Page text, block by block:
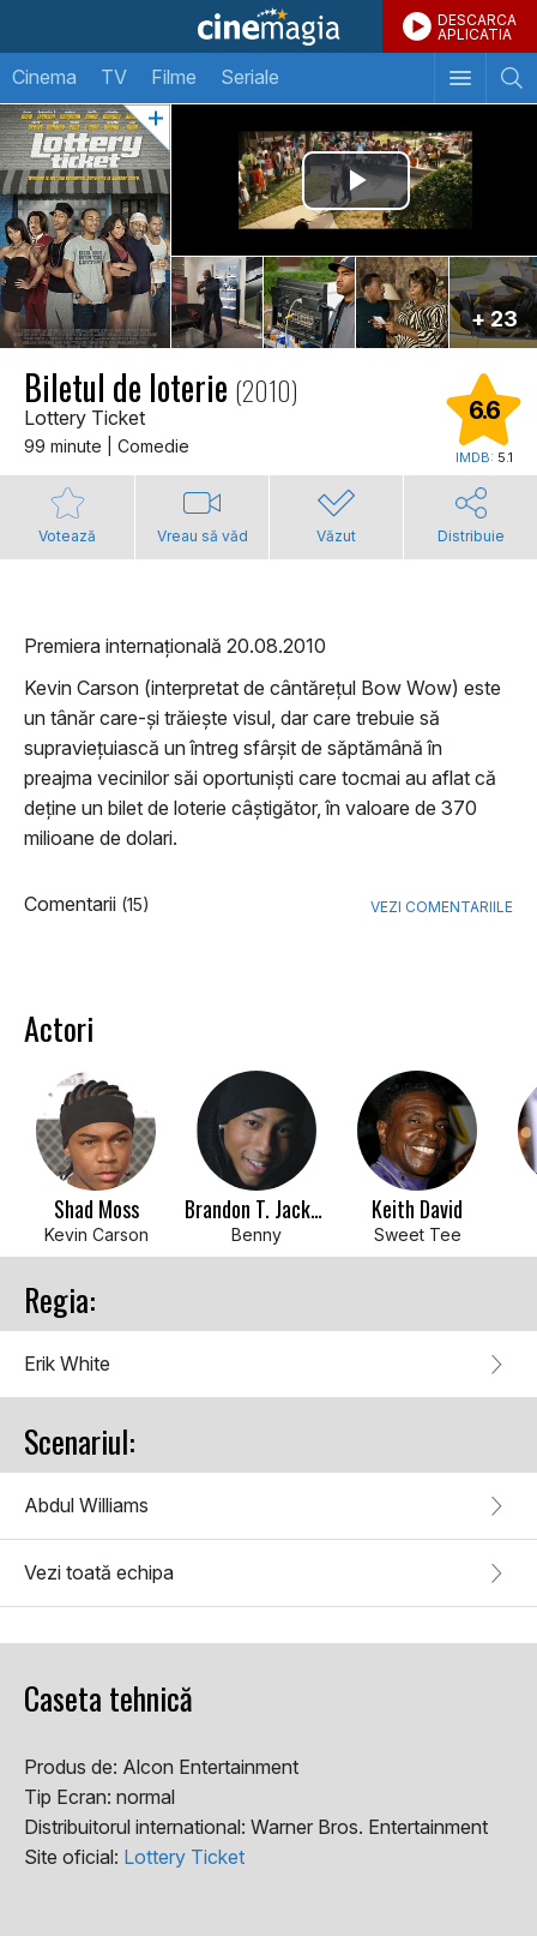
DESCARCA
APLICATIA
Cinema TV Filme Seriale
+ 23
Biletul de loterie (2010)
Lottery Ticket
99 minute | Comedie
6.6
IMDB: 5.1
Votează Vreau să văd Văzut Distribuie
Premiera internațională 20.08.2010
Kevin Carson (interpretat de cântărețul Bow Wow) este
un tânăr care-și trăiește visul, dar care trebuie să
supraviețuiască un întreg sfârșit de săptămână în
preajma vecinilor săi oportuniști care tocmai au aflat că
deține un bilet de loterie câștigător, în valoare de 370
milioane de dolari.
Comentarii (15) VEZI COMENTARIILE
Actori
Shad Moss
Kevin Carson
Brandon T. Jackson
Benny
Keith David
Sweet Tee
Regia:
Erik White
Scenariul:
Abdul Williams
Vezi toată echipa
Caseta tehnică
Produs de: Alcon Entertainment
Tip Ecran: normal
Distribuitorul international: Warner Bros. Entertainment
Site oficial: Lottery Ticket